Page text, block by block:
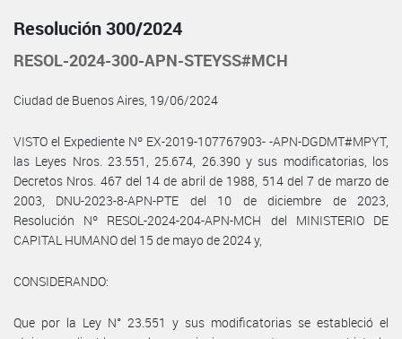
Resolución 300/2024
RESOL-2024-300-APN-STEYSS#MCH
Ciudad de Buenos Aires, 19/06/2024
VISTO el Expediente Nº EX-2019-107767903- -APN-DGDMT#MPYT,
las Leyes Nros. 23.551, 25.674, 26.390 y sus modificatorias, los
Decretos Nros. 467 del 14 de abril de 1988, 514 del 7 de marzo de
2003, DNU-2023-8-APN-PTE del 10 de diciembre de 2023,
Resolución Nº RESOL-2024-204-APN-MCH del MINISTERIO DE
CAPITAL HUMANO del 15 de mayo de 2024 y,
CONSIDERANDO:
Que por la Ley N° 23.551 y sus modificatorias se estableció el